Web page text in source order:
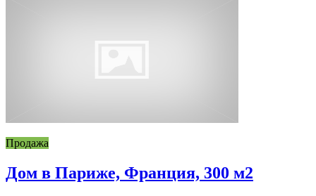
Продажа
Дом в Париже, Франция, 300 м2